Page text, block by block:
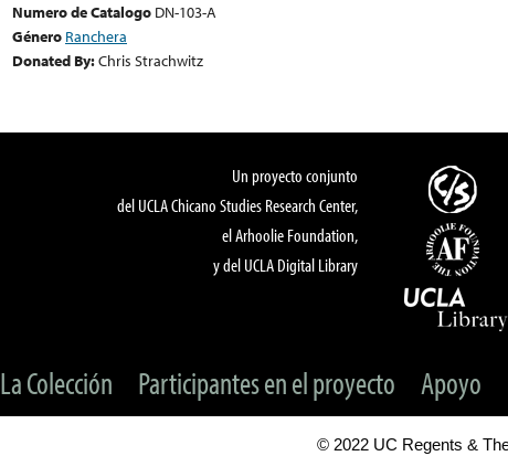
Numero de Catalogo DN-103-A
Género Ranchera
Donated By:Chris Strachwitz
Un proyecto conjunto
del UCLA Chicano Studies Research Center,
el Arhoolie Foundation,
y del UCLA Digital Library
La Colección Participantes en el proyecto Apoyo
© 2022 UC Regents &